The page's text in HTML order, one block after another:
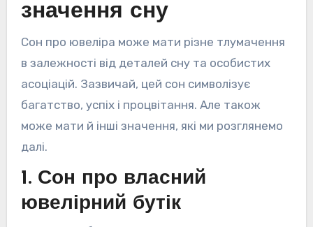
значення сну
Сон про ювеліра може мати різне тлумачення
в залежності від деталей сну та особистих
асоціацій. Зазвичай, цей сон символізує
багатство, успіх і процвітання. Але також
може мати й інші значення, які ми розглянемо
далі.
1. Сон про власний
ювелірний бутік